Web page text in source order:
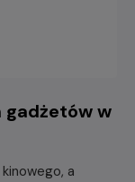
gadżetów w
a